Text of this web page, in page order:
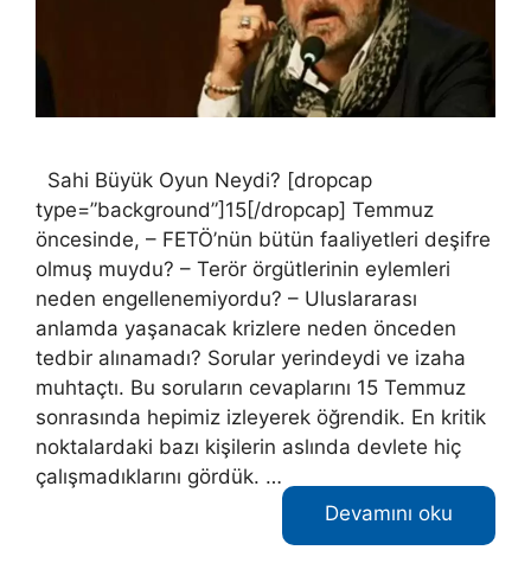
Sahi Büyük Oyun Neydi? [dropcap
type=”background”]15[/dropcap] Temmuz
öncesinde, – FETÖ’nün bütün faaliyetleri deşifre
olmuş muydu? – Terör örgütlerinin eylemleri
neden engellenemiyordu? – Uluslararası
anlamda yaşanacak krizlere neden önceden
tedbir alınamadı? Sorular yerindeydi ve izaha
muhtaçtı. Bu soruların cevaplarını 15 Temmuz
sonrasında hepimiz izleyerek öğrendik. En kritik
noktalardaki bazı kişilerin aslında devlete hiç
çalışmadıklarını gördük. …
Devamını oku